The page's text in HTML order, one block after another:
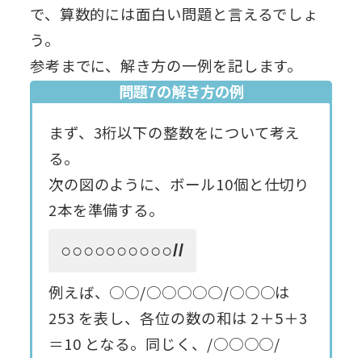
で、算数的には面白い問題と言えるでしょ
う。
参考までに、解き方の一例を記します。
問題7の解き方の例
まず、3桁以下の整数をについて考え
る。
次の図のように、ボール10個と仕切り
2本を準備する。
○○○○○○○○○○//
例えば、○○/○○○○○/○○○は
253 を表し、各位の数の和は 2＋5＋3
＝10 となる。同じく、/○○○○/